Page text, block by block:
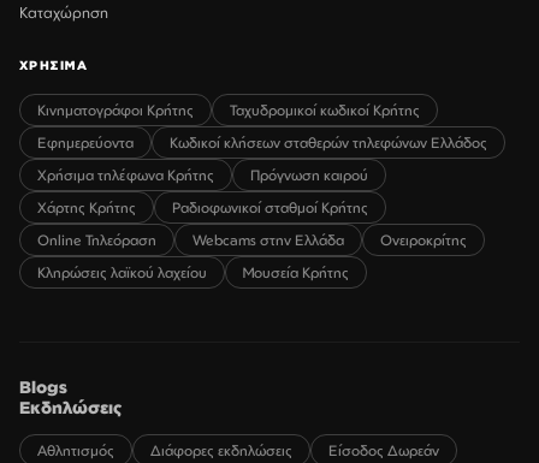
Καταχώρηση
ΧΡΗΣΙΜΑ
Κινηματογράφοι Κρήτης
Ταχυδρομικοί κωδικοί Κρήτης
Εφημερεύοντα
Κωδικοί κλήσεων σταθερών τηλεφώνων Ελλάδος
Χρήσιμα τηλέφωνα Κρήτης
Πρόγνωση καιρού
Χάρτης Κρήτης
Ραδιοφωνικοί σταθμοί Κρήτης
Online Τηλεόραση
Webcams στην Ελλάδα
Ονειροκρίτης
Κληρώσεις λαϊκού λαχείου
Μουσεία Κρήτης
Blogs
Εκδηλώσεις
Αθλητισμός Διάφορες εκδηλώσεις
Είσοδος Δωρεάν